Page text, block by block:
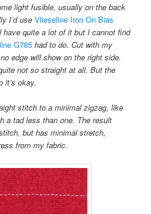
light fusible, usually on the back
I’d useVlieseline Iron On Bias
quite a lot of it but I cannot find
G785had to do. Cut with my
edge will show on the right side.
not so straight at all. But the
it’s okay.
stitch to a minimal zigzag, like
a tad less than one. The result
but has minimal stretch,
from my fabric.